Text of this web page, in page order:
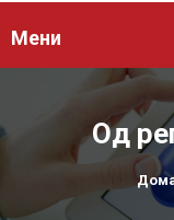
Мени
Од